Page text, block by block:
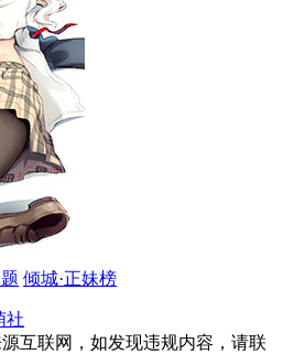
倾城·正妹榜
社
互联网，如发现违规内容，请联